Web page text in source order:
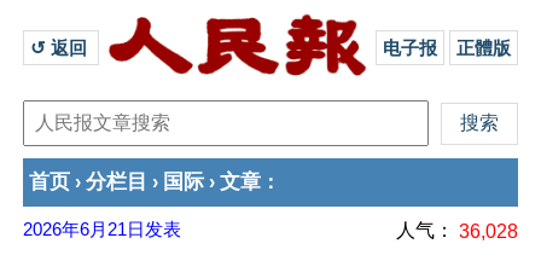
↺ 返回 电子报 正體版
首页 › 分栏目 › 国际 › 文章 ：
2026年6月21日 发表 人气： 36,028